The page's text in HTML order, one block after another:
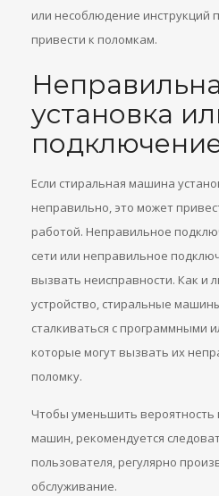
или несоблюдение инструкций
привести к поломкам.
установка
Если стиральная машина
неправильно, это может
работой. Неправильное
сети или неправильное
вызвать неисправности. Как и
устройство, стиральные
сталкиваться с программными
которые могут вызвать их
поломку.
Чтобы уменьшить вероятность
машин, рекомендуется
пользователя, регулярно
обслуживание.